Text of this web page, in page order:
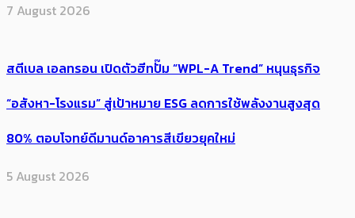
7 August 2026
สตีเบล เอลทรอน เปิดตัวฮีทปั๊ม “WPL-A Trend” หนุนธุรกิจ
“อสังหา-โรงแรม” สู่เป้าหมาย ESG ลดการใช้พลังงานสูงสุด
80% ตอบโจทย์ดีมานด์อาคารสีเขียวยุคใหม่
5 August 2026